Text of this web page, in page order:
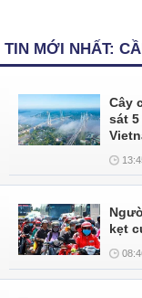
TIN MỚI NHẤT:
Cây
sát
kẹt